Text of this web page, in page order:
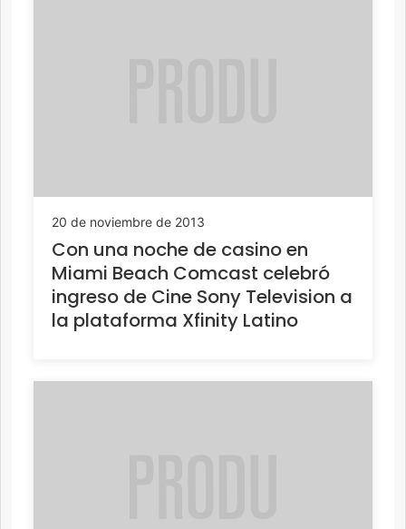
20 de noviembre de 2013
Con una noche de casino en
Miami Beach Comcast celebró
ingreso de Cine Sony Television a
la plataforma Xfinity Latino